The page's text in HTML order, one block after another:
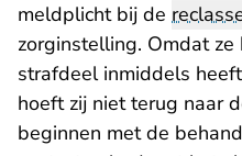
meldplicht bij de
zorginstelling. Omdat
strafdeel inmiddels
hoeft zij niet terug naar
beginnen met de